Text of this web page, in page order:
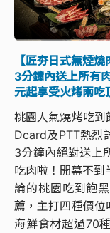
【匠夯日式無煙
3分鐘內送上所有
元起享受火烤兩吃
桃園人氣燒烤吃到
Dcard及PTT熱烈
3分鐘內絕對送上
吃肉啦！開幕不
論的桃園吃到飽
薦，主打四種價位
海鮮食材超過70